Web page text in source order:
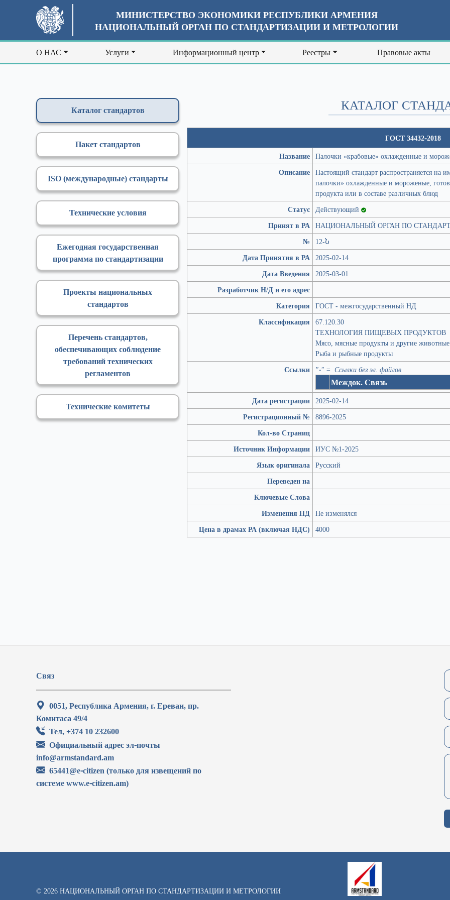
МИНИСТЕРСТВО ЭКОНОМИКИ РЕСПУБЛИКИ АРМЕНИЯ
НАЦИОНАЛЬНЫЙ ОРГАН ПО СТАНДАРТИЗАЦИИ И МЕТРОЛОГИИ
О НАС Услуги Информационный центр Реестры Правовые акты
Каталог стандартов
Пакет стандартов
ISO (международные) стандарты
Технические условия
Ежегодная государственная
программа по стандартизации
Проекты национальных
стандартов
Перечень стандартов,
обеспечивающих соблюдение
требований технических
регламентов
Технические комитеты
КАТАЛОГ
ГОСТ 34432-2018
Название Палочки «крабовые» охлажденные и
Описание Настоящий стандарт распространяется
палочки» охлажденные и мороженые,
продукта или в составе различных блюд
Статус Действующий
Принят в РА НАЦИОНАЛЬНЫЙ ОРГАН ПО
№
12-Ն
Дата Принятия в РА 2025-02-14
Дата Введения
2025-03-01
Разработчик Н/Д и его адрес
Категория
ГОСТ - межгосударственный НД
Классификация
67.120.30
ТЕХНОЛОГИЯ ПИЩЕВЫХ ПРОДУКТОВ
Мясо, мясные продукты и другие
Рыба и рыбные продукты
Ссылки
"-" = Ссылки без эл. файлов
Междок. Связь
Дата регистрации 2025-02-14
Регистрационный №
8896-2025
Кол-во Страниц
Источник Информации ИУС №1-2025
Язык оригинала Русский
Переведен на
Ключевые Слова
Изменения НД Не изменялся
Цена в драмах РА (включая НДС)
4000
Связ
0051, Республика Армения, г. Ереван, пр.
Комитаса 49/4
Тел, +374 10 232600
Официальный адрес эл-почты
info@armstandard.am
65441@e-citizen (только для извещений по
системе www.e-citizen.am)
© 2026 НАЦИОНАЛЬНЫЙ ОРГАН ПО СТАНДАРТИЗАЦИИ И МЕТРОЛОГИИ